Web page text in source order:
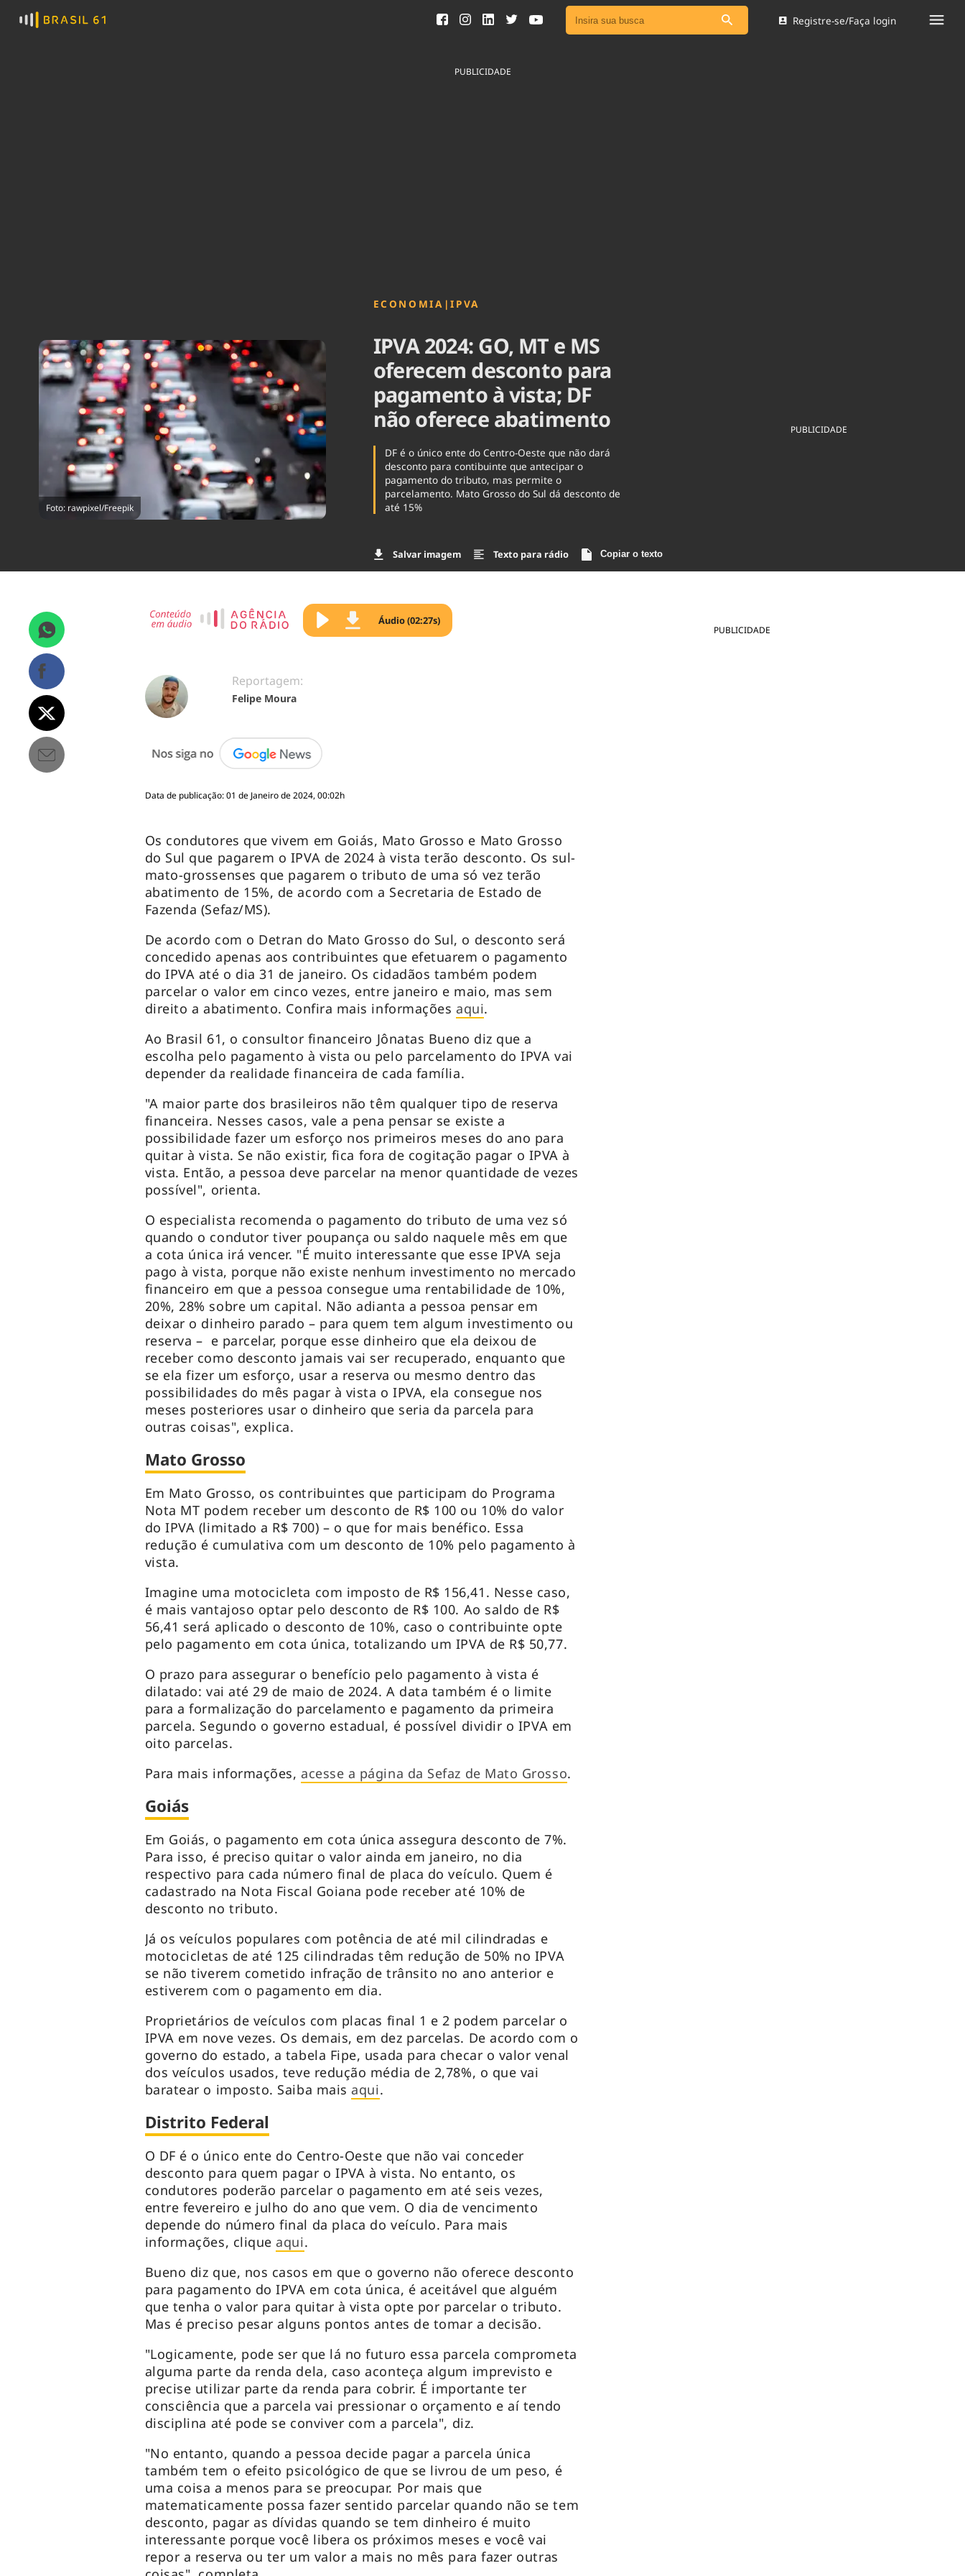
Ver todas as notícias
Agronegócios
Brasil
Brasil Mineral
Ciência & Tecnologia
Comportamento
Registre-se/Faça login
PUBLICIDADE
Foto: rawpixel/Freepik
ECONOMIA |IPVA
IPVA 2024: GO, MT e MS
oferecem desconto para
pagamento à vista; DF
não oferece abatimento
DF é o único ente do Centro-Oeste que não dará
desconto para contibuinte que antecipar o
pagamento do tributo, mas permite o
parcelamento. Mato Grosso do Sul dá desconto de
até 15%
Salvar imagem Texto para rádio Copiar o texto
PUBLICIDADE
PUBLICIDADE
Áudio (02:27s)
Reportagem:
Felipe Moura
Data de publicação: 01 de Janeiro de 2024, 00:02h
Os condutores que vivem em Goiás, Mato Grosso e Mato Grosso
do Sul que pagarem o IPVA de 2024 à vista terão desconto. Os sul-
mato-grossenses que pagarem o tributo de uma só vez terão
abatimento de 15%, de acordo com a Secretaria de Estado de
Fazenda (Sefaz/MS).
De acordo com o Detran do Mato Grosso do Sul, o desconto será
concedido apenas aos contribuintes que efetuarem o pagamento
do IPVA até o dia 31 de janeiro. Os cidadãos também podem
parcelar o valor em cinco vezes, entre janeiro e maio, mas sem
direito a abatimento. Confira mais informações aqui.
Ao Brasil 61, o consultor financeiro Jônatas Bueno diz que a
escolha pelo pagamento à vista ou pelo parcelamento do IPVA vai
depender da realidade financeira de cada família.
"A maior parte dos brasileiros não têm qualquer tipo de reserva
financeira. Nesses casos, vale a pena pensar se existe a
possibilidade fazer um esforço nos primeiros meses do ano para
quitar à vista. Se não existir, fica fora de cogitação pagar o IPVA à
vista. Então, a pessoa deve parcelar na menor quantidade de vezes
possível", orienta.
O especialista recomenda o pagamento do tributo de uma vez só
quando o condutor tiver poupança ou saldo naquele mês em que
a cota única irá vencer. "É muito interessante que esse IPVA seja
pago à vista, porque não existe nenhum investimento no mercado
financeiro em que a pessoa consegue uma rentabilidade de 10%,
20%, 28% sobre um capital. Não adianta a pessoa pensar em
deixar o dinheiro parado – para quem tem algum investimento ou
reserva – e parcelar, porque esse dinheiro que ela deixou de
receber como desconto jamais vai ser recuperado, enquanto que
se ela fizer um esforço, usar a reserva ou mesmo dentro das
possibilidades do mês pagar à vista o IPVA, ela consegue nos
meses posteriores usar o dinheiro que seria da parcela para
outras coisas", explica.
Mato Grosso
Em Mato Grosso, os contribuintes que participam do Programa
Nota MT podem receber um desconto de R$ 100 ou 10% do valor
do IPVA (limitado a R$ 700) – o que for mais benéfico. Essa
redução é cumulativa com um desconto de 10% pelo pagamento à
vista.
Imagine uma motocicleta com imposto de R$ 156,41. Nesse caso,
é mais vantajoso optar pelo desconto de R$ 100. Ao saldo de R$
56,41 será aplicado o desconto de 10%, caso o contribuinte opte
pelo pagamento em cota única, totalizando um IPVA de R$ 50,77.
O prazo para assegurar o benefício pelo pagamento à vista é
dilatado: vai até 29 de maio de 2024. A data também é o limite
para a formalização do parcelamento e pagamento da primeira
parcela. Segundo o governo estadual, é possível dividir o IPVA em
oito parcelas.
Para mais informações,acesse a página da Sefaz de Mato Grosso.
Goiás
Em Goiás, o pagamento em cota única assegura desconto de 7%.
Para isso, é preciso quitar o valor ainda em janeiro, no dia
respectivo para cada número final de placa do veículo. Quem é
cadastrado na Nota Fiscal Goiana pode receber até 10% de
desconto no tributo.
Já os veículos populares com potência de até mil cilindradas e
motocicletas de até 125 cilindradas têm redução de 50% no IPVA
se não tiverem cometido infração de trânsito no ano anterior e
estiverem com o pagamento em dia.
Proprietários de veículos com placas final 1 e 2 podem parcelar o
IPVA em nove vezes. Os demais, em dez parcelas. De acordo com o
governo do estado, a tabela Fipe, usada para checar o valor venal
dos veículos usados, teve redução média de 2,78%, o que vai
baratear o imposto. Saiba maisaqui.
Distrito Federal
O DF é o único ente do Centro-Oeste que não vai conceder
desconto para quem pagar o IPVA à vista. No entanto, os
condutores poderão parcelar o pagamento em até seis vezes,
entre fevereiro e julho do ano que vem. O dia de vencimento
depende do número final da placa do veículo. Para mais
informações, cliqueaqui.
Bueno diz que, nos casos em que o governo não oferece desconto
para pagamento do IPVA em cota única, é aceitável que alguém
que tenha o valor para quitar à vista opte por parcelar o tributo.
Mas é preciso pesar alguns pontos antes de tomar a decisão.
"Logicamente, pode ser que lá no futuro essa parcela comprometa
alguma parte da renda dela, caso aconteça algum imprevisto e
precise utilizar parte da renda para cobrir. É importante ter
consciência que a parcela vai pressionar o orçamento e aí tendo
disciplina até pode se conviver com a parcela", diz.
"No entanto, quando a pessoa decide pagar a parcela única
também tem o efeito psicológico de que se livrou de um peso, é
uma coisa a menos para se preocupar. Por mais que
matematicamente possa fazer sentido parcelar quando não se tem
desconto, pagar as dívidas quando se tem dinheiro é muito
interessante porque você libera os próximos meses e você vai
repor a reserva ou ter um valor a mais no mês para fazer outras